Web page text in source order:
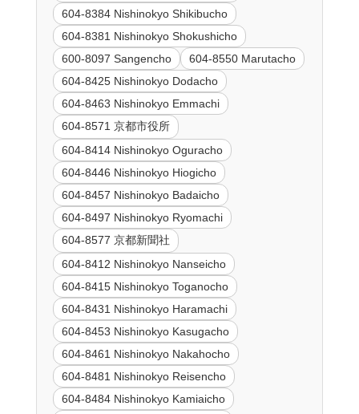
604-8384 Nishinokyo Shikibucho
604-8381 Nishinokyo Shokushicho
600-8097 Sangencho
604-8550 Marutacho
604-8425 Nishinokyo Dodacho
604-8463 Nishinokyo Emmachi
604-8571 京都市役所
604-8414 Nishinokyo Oguracho
604-8446 Nishinokyo Hiogicho
604-8457 Nishinokyo Badaicho
604-8497 Nishinokyo Ryomachi
604-8577 京都新聞社
604-8412 Nishinokyo Nanseicho
604-8415 Nishinokyo Toganocho
604-8431 Nishinokyo Haramachi
604-8453 Nishinokyo Kasugacho
604-8461 Nishinokyo Nakahocho
604-8481 Nishinokyo Reisencho
604-8484 Nishinokyo Kamiaicho